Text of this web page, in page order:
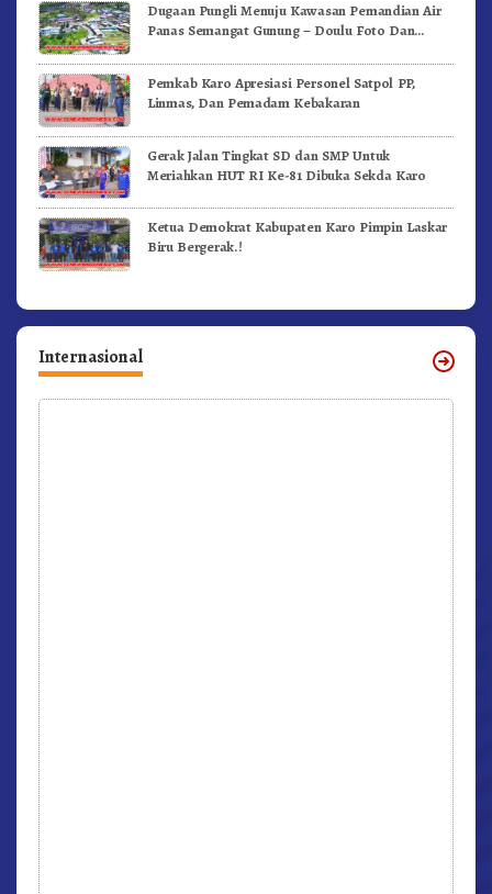
Dugaan Pungli Menuju Kawasan Pemandian Air
Panas Semangat Gunung – Doulu Foto Dan
Pemkab Karo Apresiasi Personel Satpol PP,
Linmas, Dan Pemadam Kebakaran
Gerak Jalan Tingkat SD dan SMP Untuk
Meriahkan HUT RI Ke-81 Dibuka Sekda Karo
Ketua Demokrat Kabupaten Karo Pimpin Laskar
Biru Bergerak.!
Internasional